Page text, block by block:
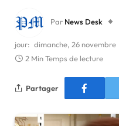
Par News Desk
jour: dimanche, 26 novembre
2 Min Temps de lecture
Partager